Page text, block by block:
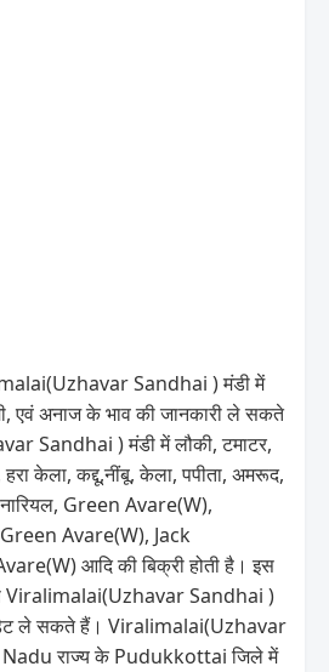
Sandhai ) मंडी में
एवं अनाज के भाव की जानकारी ले सकते
Sandhai ) मंडी में लौकी, टमाटर,
केला, कद्दू,नींबू, केला, पपीता, अमरूद,
Green Avare(W),
Avare(W), Jack
आदि की बिक्री होती है। इस
Viralimalai(Uzhavar Sandhai )
ले सकते हैं। Viralimalai(Uzhavar
राज्य के Pudukkottai जिले में